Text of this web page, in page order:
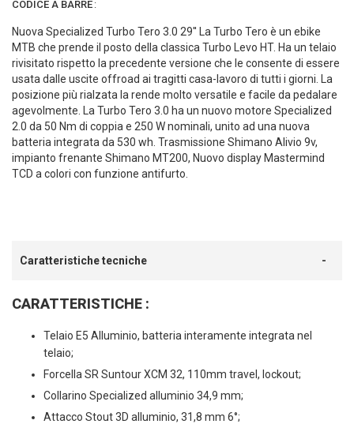
CODICE A BARRE :
Nuova Specialized Turbo Tero 3.0 29'' La Turbo Tero è un ebike
MTB che prende il posto della classica Turbo Levo HT. Ha un telaio
rivisitato rispetto la precedente versione che le consente di essere
usata dalle uscite offroad ai tragitti casa-lavoro di tutti i giorni. La
posizione più rialzata la rende molto versatile e facile da pedalare
agevolmente. La Turbo Tero 3.0 ha un nuovo motore Specialized
2.0 da 50 Nm di coppia e 250 W nominali, unito ad una nuova
batteria integrata da 530 wh. Trasmissione Shimano Alivio 9v,
impianto frenante Shimano MT200, Nuovo display Mastermind
TCD a colori con funzione antifurto.
Caratteristiche tecniche
CARATTERISTICHE :
Telaio E5 Alluminio, batteria interamente integrata nel
telaio;
Forcella SR Suntour XCM 32, 110mm travel, lockout;
Collarino Specialized alluminio 34,9 mm;
Attacco Stout 3D alluminio, 31,8 mm 6°;